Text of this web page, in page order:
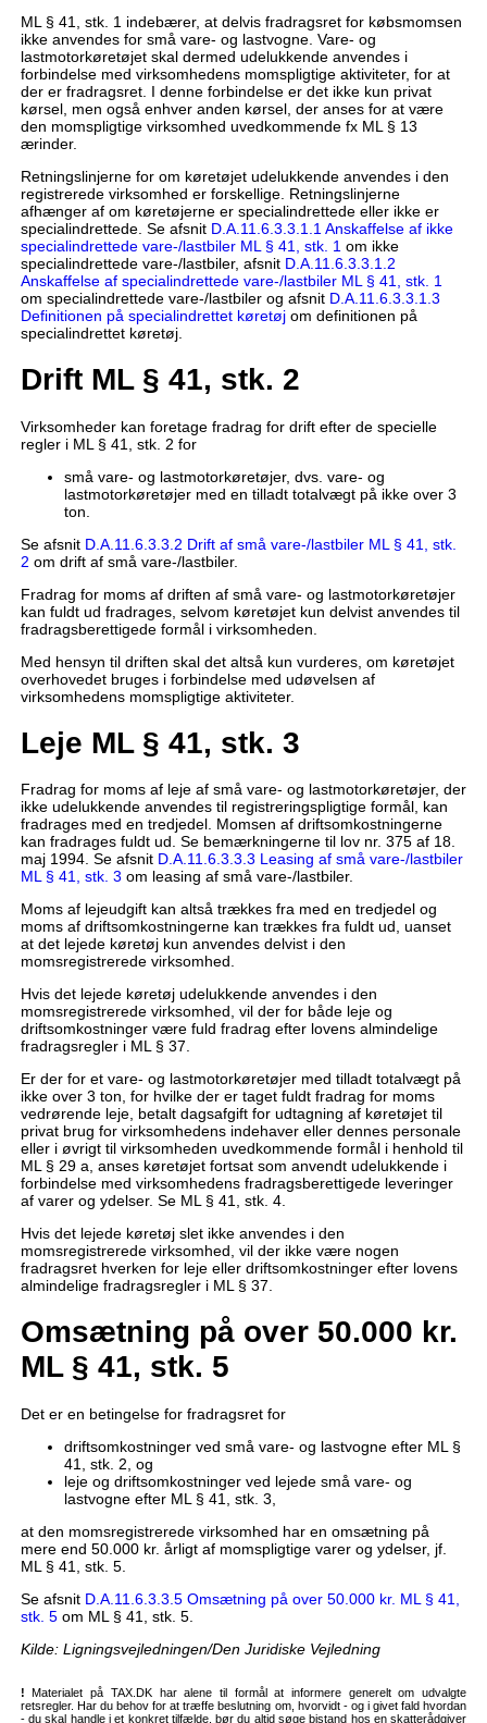
ML § 41, stk. 1 indebærer, at delvis fradragsret for købsmomsen
ikke anvendes for små vare- og lastvogne. Vare- og
lastmotorkøretøjet skal dermed udelukkende anvendes i
forbindelse med virksomhedens momspligtige aktiviteter, for at
der er fradragsret. I denne forbindelse er det ikke kun privat
kørsel, men også enhver anden kørsel, der anses for at være
den momspligtige virksomhed uvedkommende fx ML § 13
ærinder.
Retningslinjerne for om køretøjet udelukkende anvendes i den
registrerede virksomhed er forskellige. Retningslinjerne
afhænger af om køretøjerne er specialindrettede eller ikke er
specialindrettede. Se afsnit D.A.11.6.3.3.1.1 Anskaffelse af ikke
specialindrettede vare-/lastbiler ML § 41, stk. 1om ikke
specialindrettede vare-/lastbiler, afsnit D.A.11.6.3.3.1.2
Anskaffelse af specialindrettede vare-/lastbiler ML § 41, stk. 1
om specialindrettede vare-/lastbiler og afsnit D.A.11.6.3.3.1.3
Definitionen på specialindrettet køretøjom definitionen på
specialindrettet køretøj.
Drift ML § 41, stk. 2
Virksomheder kan foretage fradrag for drift efter de specielle
regler i ML § 41, stk. 2 for
små vare- og lastmotorkøretøjer, dvs. vare- og
lastmotorkøretøjer med en tilladt totalvægt på ikke over 3
ton.
Se afsnit D.A.11.6.3.3.2 Drift af små vare-/lastbiler ML § 41, stk.
2 om drift af små vare-/lastbiler.
Fradrag for moms af driften af små vare- og lastmotorkøretøjer
kan fuldt ud fradrages, selvom køretøjet kun delvist anvendes til
fradragsberettigede formål i virksomheden.
Med hensyn til driften skal det altså kun vurderes, om køretøjet
overhovedet bruges i forbindelse med udøvelsen af
virksomhedens momspligtige aktiviteter.
Leje ML § 41, stk. 3
Fradrag for moms af leje af små vare- og lastmotorkøretøjer, der
ikke udelukkende anvendes til registreringspligtige formål, kan
fradrages med en tredjedel. Momsen af driftsomkostningerne
kan fradrages fuldt ud. Se bemærkningerne til lov nr. 375 af 18.
maj 1994. Se afsnit D.A.11.6.3.3.3 Leasing af små vare-/lastbiler
ML § 41, stk. 3 om leasing af små vare-/lastbiler.
Moms af lejeudgift kan altså trækkes fra med en tredjedel og
moms af driftsomkostningerne kan trækkes fra fuldt ud, uanset
at det lejede køretøj kun anvendes delvist i den
momsregistrerede virksomhed.
Hvis det lejede køretøj udelukkende anvendes i den
momsregistrerede virksomhed, vil der for både leje og
driftsomkostninger være fuld fradrag efter lovens almindelige
fradragsregler i ML § 37.
Er der for et vare- og lastmotorkøretøjer med tilladt totalvægt på
ikke over 3 ton, for hvilke der er taget fuldt fradrag for moms
vedrørende leje, betalt dagsafgift for udtagning af køretøjet til
privat brug for virksomhedens indehaver eller dennes personale
eller i øvrigt til virksomheden uvedkommende formål i henhold til
ML § 29 a, anses køretøjet fortsat som anvendt udelukkende i
forbindelse med virksomhedens fradragsberettigede leveringer
af varer og ydelser. Se ML § 41, stk. 4.
Hvis det lejede køretøj slet ikke anvendes i den
momsregistrerede virksomhed, vil der ikke være nogen
fradragsret hverken for leje eller driftsomkostninger efter lovens
almindelige fradragsregler i ML § 37.
Omsætning på over 50.000 kr.
ML § 41, stk. 5
Det er en betingelse for fradragsret for
driftsomkostninger ved små vare- og lastvogne efter ML §
41, stk. 2, og
leje og driftsomkostninger ved lejede små vare- og
lastvogne efter ML § 41, stk. 3,
at den momsregistrerede virksomhed har en omsætning på
mere end 50.000 kr. årligt af momspligtige varer og ydelser, jf.
ML § 41, stk. 5.
Se afsnit D.A.11.6.3.3.5 Omsætning på over 50.000 kr. ML § 41,
stk. 5om ML § 41, stk. 5.
Kilde: Ligningsvejledningen/Den Juridiske Vejledning
! Materialet på TAX.DK har alene til formål at informere generelt om udvalgte
retsregler. Har du behov for at træffe beslutning om, hvorvidt - og i givet fald hvordan
- du skal handle i et konkret tilfælde, bør du altid søge bistand hos en skatterådgiver